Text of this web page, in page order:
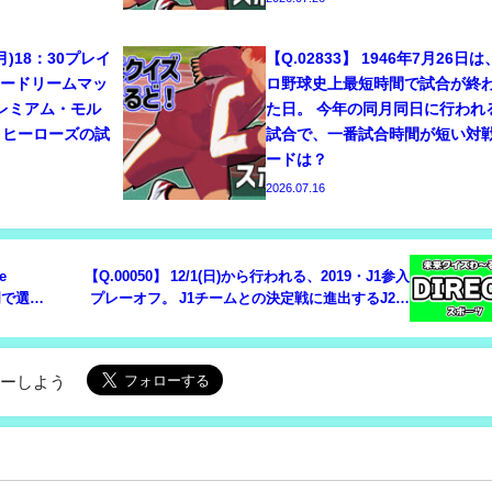
)18：30プレイ
ドリームマッ
ミアム・モル
ーローズの試
【Q.02833】 1946年7月26日は
ロ野球史上最短時間で試合が終
た日。 今年の同月同日に行われ
試合で、一番試合時間が短い対
ードは？
2026.07.16
選ば
【Q.00050】 12/1(日)から行われる、2019・J1参入
プレーオフ。 J1チームとの決定戦に進出するJ2チ
しよう